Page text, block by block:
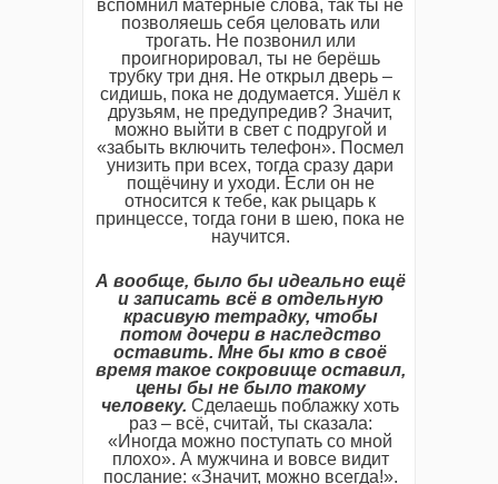
вспомнил матерные слова, так ты не
позволяешь себя целовать или
трогать. Не позвонил или
проигнорировал, ты не берёшь
трубку три дня. Не открыл дверь –
сидишь, пока не додумается. Ушёл к
друзьям, не предупредив? Значит,
можно выйти в свет с подругой и
«забыть включить телефон». Посмел
унизить при всех, тогда сразу дари
пощёчину и уходи. Если он не
относится к тебе, как рыцарь к
принцессе, тогда гони в шею, пока не
научится.
А вообще, было бы идеально ещё
и записать всё в отдельную
красивую тетрадку, чтобы
потом дочери в наследство
оставить. Мне бы кто в своё
время такое сокровище оставил,
цены бы не было такому
человеку. Сделаешь поблажку хоть
раз – всё, считай, ты сказала:
«Иногда можно поступать со мной
плохо». А мужчина и вовсе видит
послание: «Значит, можно всегда!».